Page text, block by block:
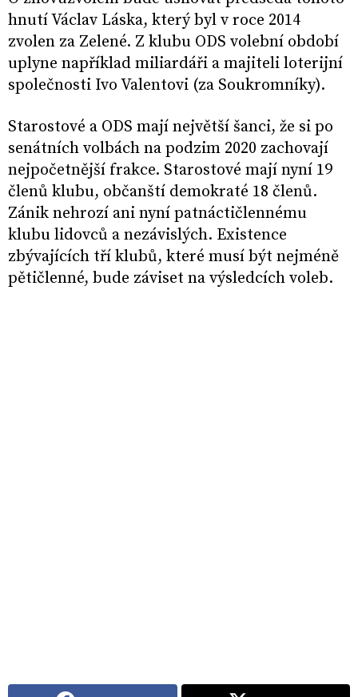
hnutí Václav Láska, který byl v roce 2014
zvolen za Zelené. Z klubu ODS volební období
uplyne například miliardáři a majiteli loterijní
společnosti Ivo Valentovi (za Soukromníky).
Starostové a ODS mají největší šanci, že si po
senátních volbách na podzim 2020 zachovají
nejpočetnější frakce. Starostové mají nyní 19
členů klubu, občanští demokraté 18 členů.
Zánik nehrozí ani nyní patnáctičlennému
klubu lidovců a nezávislých. Existence
zbývajících tří klubů, které musí být nejméně
pětičlenné, bude záviset na výsledcích voleb.